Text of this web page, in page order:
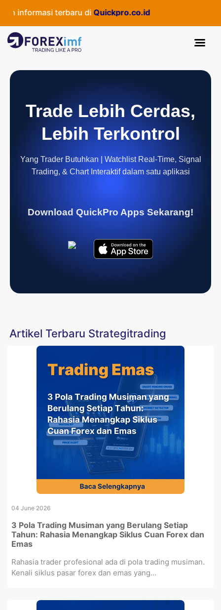
terbaru diQuickpro.co.id
Trade Lebih Cerdas,
Lebih Terkontrol
Yang Trader Butuhkan | Watchlist Real-Time, Signal
Trading, & Chart Interaktif dalam satu aplikasi
Download QuickPro Apps Sekarang!
Artikel Terbaru Strategitrading
04 June 2026
3 Pola Trading Musiman yang Berulang Setiap
Tahun: Rahasia Menangkap Siklus Cuan Forex dan
Emas
Rahasia trader profesional ada di pola trading musiman.
Kenali siklus pasar forex dan emas yang...